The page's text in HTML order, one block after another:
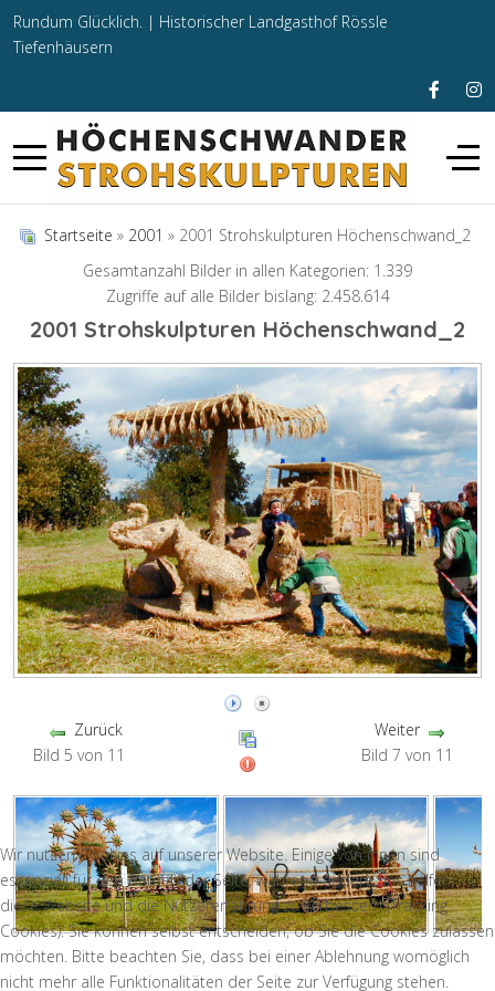
Rundum Glücklich. | Historischer Landgasthof Rössle
Tiefenhäusern
Startseite » 2001 » 2001 Strohskulpturen Höchenschwand_2
Gesamtanzahl Bilder in allen Kategorien: 1.339
Zugriffe auf alle Bilder bislang: 2.458.614
2001 Strohskulpturen Höchenschwand_2
Zurück
Bild 5 von 11
Weiter
Bild 7 von 11
Wir nutzen Cookies auf unserer Website. Einige von ihnen sind
essenziell für den Betrieb der Seite, während andere uns helfen,
diese Website und die Nutzererfahrung zu verbessern (Tracking
Cookies). Sie können selbst entscheiden, ob Sie die Cookies zulassen
möchten. Bitte beachten Sie, dass bei einer Ablehnung womöglich
nicht mehr alle Funktionalitäten der Seite zur Verfügung stehen.